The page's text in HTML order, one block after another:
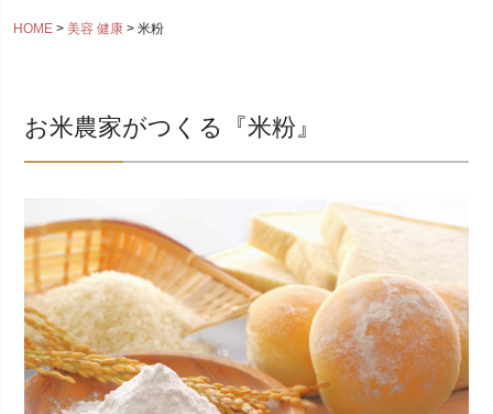
HOME 美容 健康 米粉
お米農家がつくる『米粉』